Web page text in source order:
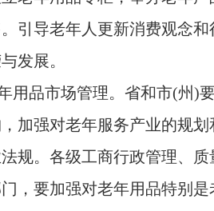
引导老年人更新消费观念
发展。
用品市场管理。 省和市(州)
加强对老年服务产业的规
规。各级工商行政管理、
，要加强对老年用品特别